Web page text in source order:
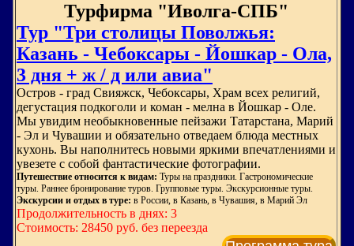
Турфирма "Иволга-СПБ"
Тур "Три столицы Поволжья:
Казань - Чебоксары - Йошкар - Ола,
3 дня + ж / д или авиа"
Остров - град Свияжск, Чебоксары, Храм всех религий,
дегустация подкоголи и коман - мелна в Йошкар - Оле.
Мы увидим необыкновенные пейзажи Татарстана, Марий
- Эл и Чувашии и обязательно отведаем блюда местных
кухонь. Вы наполнитесь новыми яркими впечатлениями и
увезете с собой фантастические фотографии.
Путешествие относится к видам: Туры на праздники. Гастрономические
туры. Раннее бронирование туров. Групповые туры. Экскурсионные туры.
Экскурсии и отдых в туре: в России, в Казань, в Чувашия, в Марий Эл
Продолжительность в днях: 3
Стоимость: 28450 руб. без переезда